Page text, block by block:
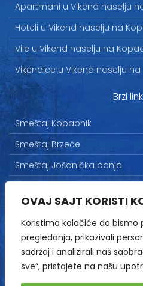
OVAJ SAJT KORISTI
Koristimo kolačiće da bismo
pregledanja, prikazivali
sadržaj i analizirali naš
sve“, pristajete na našu
Apartmani u Vikend naselju
Hoteli u Vikend naselju na
Vile u Vikend naselju na
Vikendice u Vikend naselju
Brzi
Smeštaj Kopaonik
Smeštaj Brzeće
Smeštaj Jošanička banja
Marketing
Politika privatnosti
Kontakt